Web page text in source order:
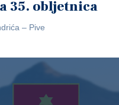
35. obljetnica
– Pive